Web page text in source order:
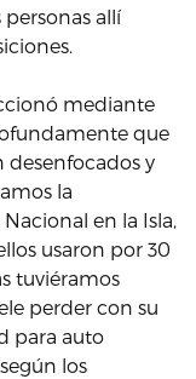
personas allí
mediante
que
desenfocados y
la
en la Isla,
usaron por 30
tuviéramos
perder con su
para auto
los